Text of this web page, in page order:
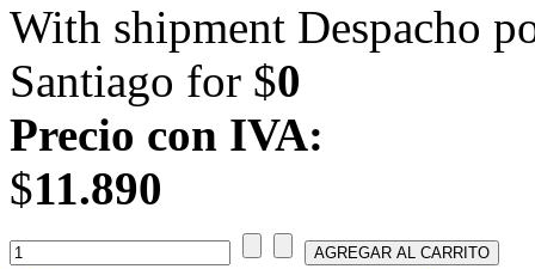
With shipment Despacho
Santiago for $0
Precio con IVA:
$11.890